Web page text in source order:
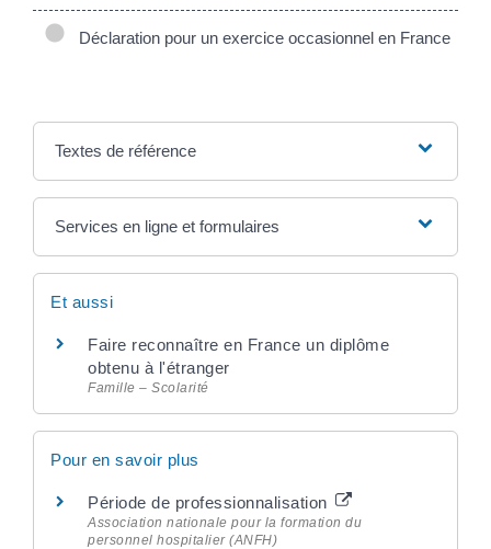
Déclaration pour un exercice occasionnel en France
Textes de référence
Services en ligne et formulaires
Et aussi
Faire reconnaître en France un diplôme
obtenu à l'étranger
Famille – Scolarité
Pour en savoir plus
Période de professionnalisation
Association nationale pour la formation du
personnel hospitalier (ANFH)